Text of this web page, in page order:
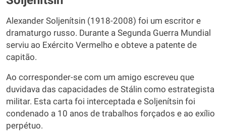
Alexander Soljenítsin (1918-2008) foi um escritor e
dramaturgo russo. Durante a Segunda Guerra Mundial
serviu ao Exército Vermelho e obteve a patente de
capitão.
Ao corresponder-se com um amigo escreveu que
duvidava das capacidades de Stálin como estrategista
militar. Esta carta foi interceptada e Soljenítsin foi
condenado a 10 anos de trabalhos forçados e ao exílio
perpétuo.